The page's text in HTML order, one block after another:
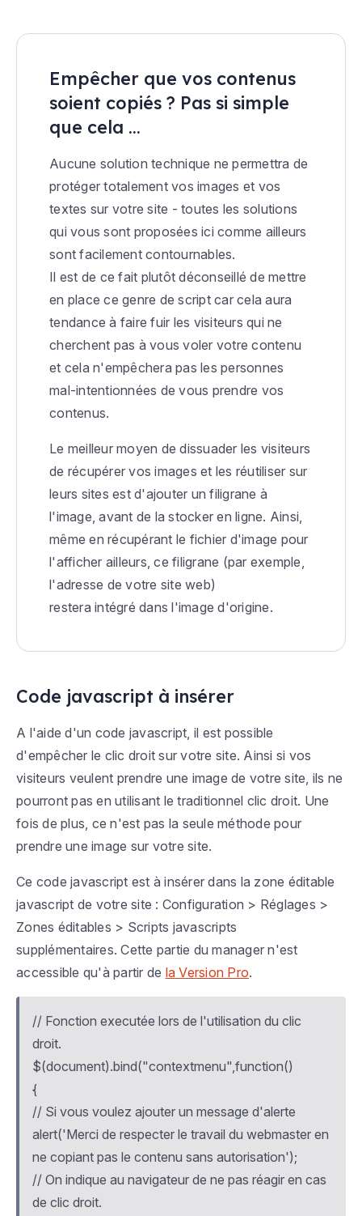
Empêcher que vos contenus
soient copiés ? Pas si simple
que cela ...
Aucune solution technique ne permettra de
protéger totalement vos images et vos
textes sur votre site - toutes les solutions
qui vous sont proposées ici comme ailleurs
sont facilement contournables.
Il est de ce fait plutôt déconseillé de mettre
en place ce genre de script car cela aura
tendance à faire fuir les visiteurs qui ne
cherchent pas à vous voler votre contenu
et cela n'empêchera pas les personnes
mal-intentionnées de vous prendre vos
contenus.
Le meilleur moyen de dissuader les visiteurs
de récupérer vos images et les réutiliser sur
leurs sites est d'ajouter un filigrane à
l'image, avant de la stocker en ligne. Ainsi,
même en récupérant le fichier d'image pour
l'afficher ailleurs, ce filigrane (par exemple,
l'adresse de votre site web)
restera intégré dans l'image d'origine.
Code javascript à insérer
A l'aide d'un code javascript, il est possible
d'empêcher le clic droit sur votre site. Ainsi si vos
visiteurs veulent prendre une image de votre site, ils ne
pourront pas en utilisant le traditionnel clic droit. Une
fois de plus, ce n'est pas la seule méthode pour
prendre une image sur votre site.
Ce code javascript est à insérer dans la zone éditable
javascript de votre site : Configuration > Réglages >
Zones éditables > Scripts javascripts
supplémentaires. Cette partie du manager n'est
accessible qu'à partir de la Version Pro.
// Fonction executée lors de l'utilisation du clic
droit.
$(document).bind("contextmenu",function()
{
// Si vous voulez ajouter un message d'alerte
alert('Merci de respecter le travail du webmaster en
ne copiant pas le contenu sans autorisation');
// On indique au navigateur de ne pas réagir en cas
de clic droit.